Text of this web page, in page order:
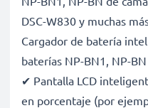
DSC-W830 y muchas
Cargador de batería
baterías NP-BN1, NP-BN
✔ Pantalla LCD
en porcentaje (por